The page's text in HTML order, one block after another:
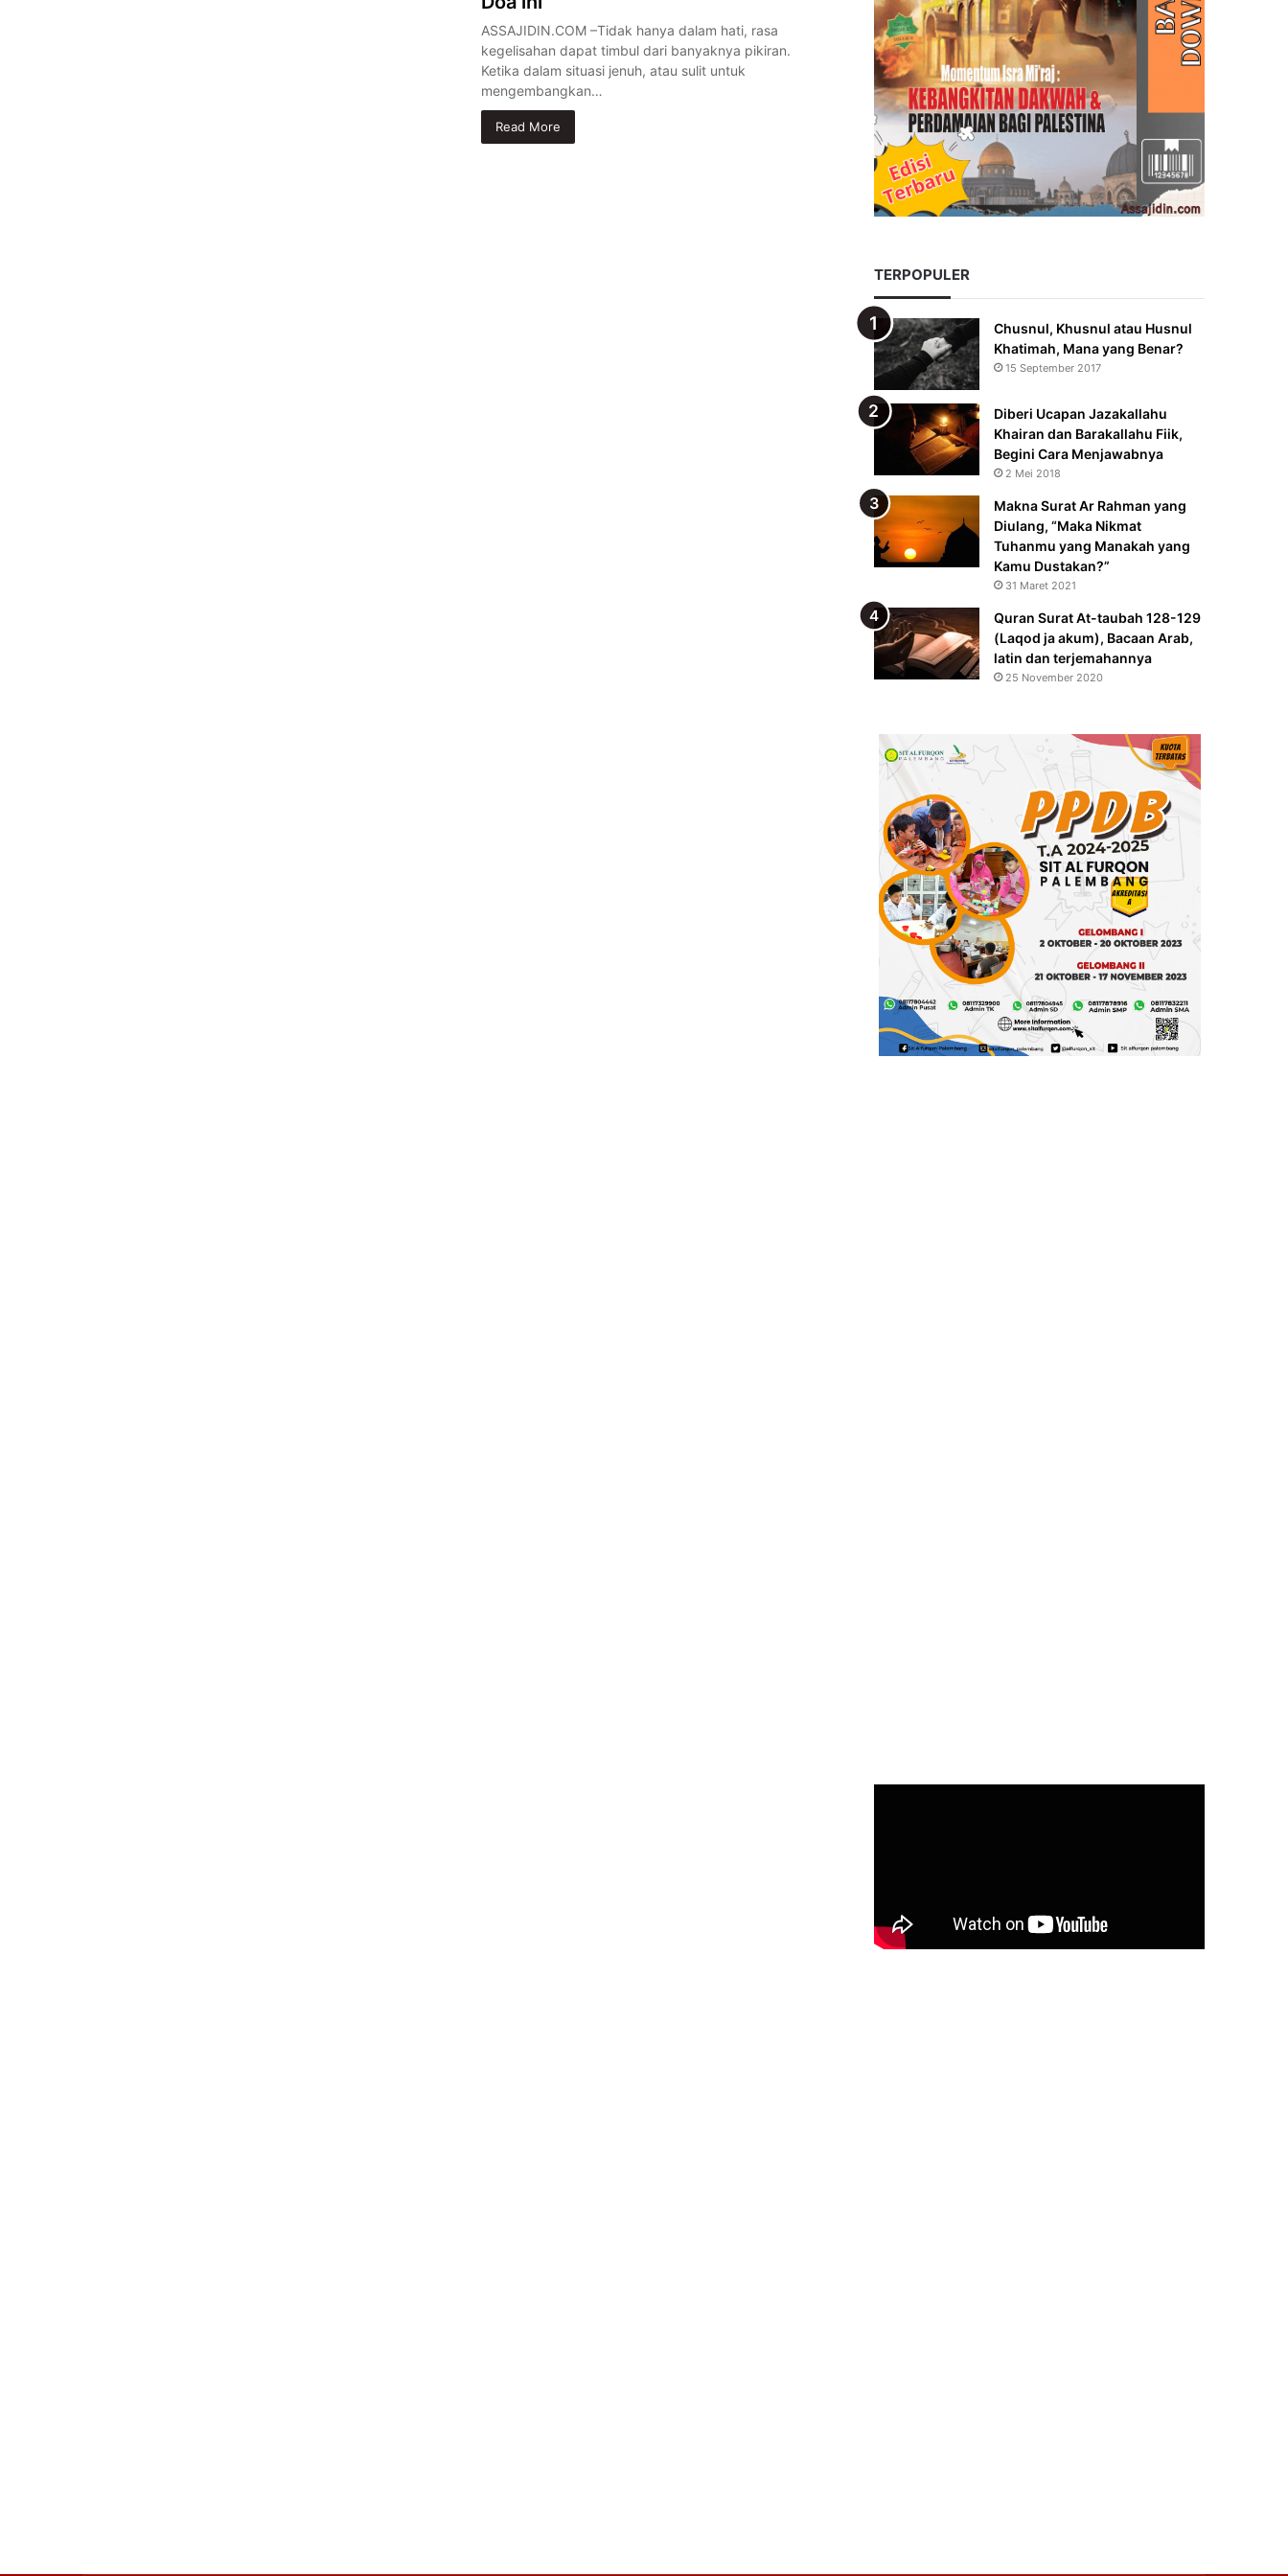
ASSAJIDIN.COM –Tidak hanya dalam hati, rasa
kegelisahan dapat timbul dari banyaknya pikiran.
Ketika dalam situasi jenuh, atau sulit untuk
mengembangkan…
Read More
TERPOPULER
Chusnul, Khusnul atau Husnul
Khatimah, Mana yang Benar?
15 September 2017
Diberi Ucapan Jazakallahu
Khairan dan Barakallahu Fiik,
Begini Cara Menjawabnya
2 Mei 2018
Makna Surat Ar Rahman yang
Diulang, “Maka Nikmat
Tuhanmu yang Manakah yang
Kamu Dustakan?”
31 Maret 2021
Quran Surat At-taubah 128-129
(Laqod ja akum), Bacaan Arab,
latin dan terjemahannya
25 November 2020